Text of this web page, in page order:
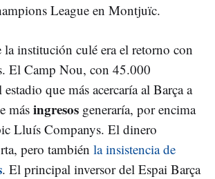
League en Montjuïc.
institución culé era el retorno con
El Camp Nou, con 45.000
que más acercaría al Barça a
más ingresos generaría, por encima
Lluís Companys. El dinero
pero también la insistencia de
. El principal inversor del Espai Barça